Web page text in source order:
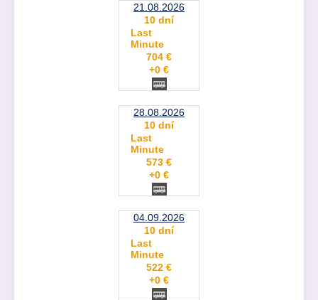
21.08.2026
10 dní
Last
Minute
704 €
+0 €
28.08.2026
10 dní
Last
Minute
573 €
+0 €
04.09.2026
10 dní
Last
Minute
522 €
+0 €